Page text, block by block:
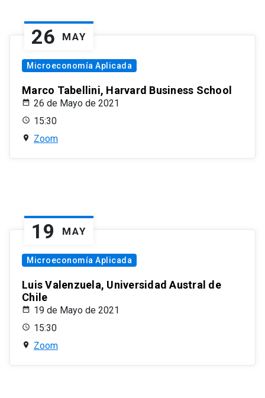
26 MAY
Microeconomía Aplicada
Marco Tabellini, Harvard Business School
26 de Mayo de 2021
15:30
Zoom
19 MAY
Microeconomía Aplicada
Luis Valenzuela, Universidad Austral de
Chile
19 de Mayo de 2021
15:30
Zoom